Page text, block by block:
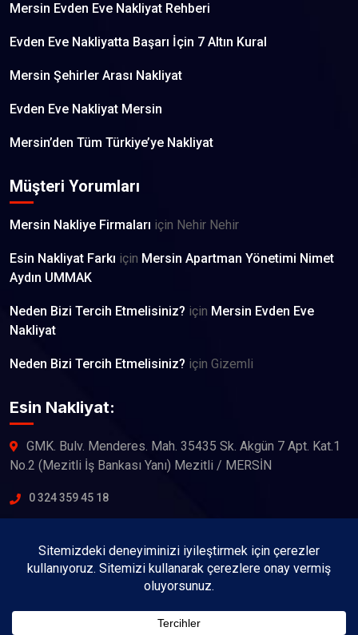
Mersin Evden Eve Nakliyat Rehberi
Evden Eve Nakliyatta Başarı İçin 7 Altın Kural
Mersin Şehirler Arası Nakliyat
Evden Eve Nakliyat Mersin
Mersin’den Tüm Türkiye’ye Nakliyat
Müşteri Yorumları
Mersin Nakliye Firmaları için Nehir Nehir
Esin Nakliyat Farkı için Mersin Apartman Yönetimi Nimet
Aydın UMMAK
Neden Bizi Tercih Etmelisiniz? için Mersin Evden Eve
Nakliyat
Neden Bizi Tercih Etmelisiniz? için Gizemli
Esin Nakliyat:
GMK. Bulv. Menderes. Mah. 35435 Sk. Akgün 7 Apt. Kat.1
No.2 (Mezitli İş Bankası Yanı) Mezitli / MERSİN
0 324 359 45 18
7/24